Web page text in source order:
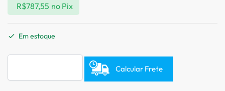
R$787,55 no Pix
Em estoque
Calcular Frete